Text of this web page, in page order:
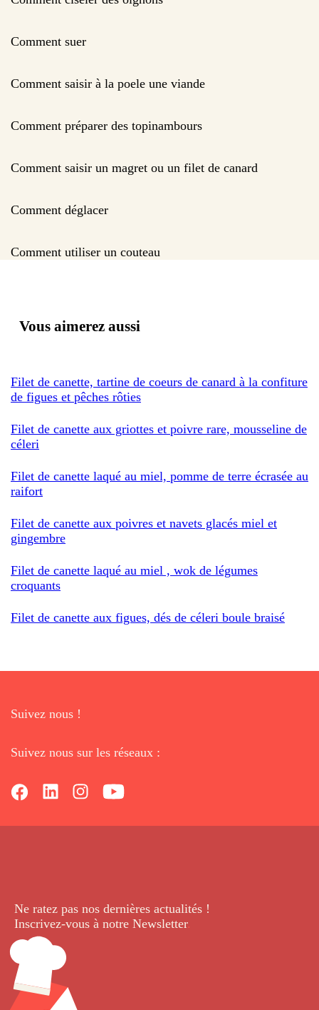
Comment suer
Comment saisir à la poele une viande
Comment préparer des topinambours
Comment saisir un magret ou un filet de canard
Comment déglacer
Comment utiliser un couteau
Vous aimerez aussi
Filet de canette, tartine de coeurs de canard à la confiture
de figues et pêches rôties
Filet de canette aux griottes et poivre rare, mousseline de
céleri
Filet de canette laqué au miel, pomme de terre écrasée au
raifort
Filet de canette aux poivres et navets glacés miel et
gingembre
Filet de canette laqué au miel , wok de légumes
croquants
Filet de canette aux figues, dés de céleri boule braisé
Suivez nous !
Suivez nous sur les réseaux :
Ne ratez pas nos dernières actualités !
Inscrivez-vous à notre Newsletter.